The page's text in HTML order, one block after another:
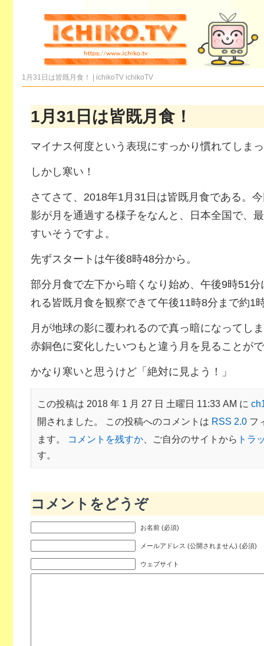
1月31日は皆既月食！ | ichikoTV ichikoTV
1月31日は皆既月食！
マイナス何度という表現にすっかり慣れてしま
しかし寒い！
さてさて、2018年1月31日は皆既月食である。
影が月を通過する様子をなんと、日本全国で、
すいそうですよ。
先ずスタートは午後8時48分から。
部分月食で左下から暗くなり始め、午後9時51
れる皆既月食を観察できて午後11時8分まで約1
月が地球の影に覆われるので真っ暗になってし
赤銅色に変化したいつもと違う月を見ることが
かなり寒いと思うけど「絶対に見よう！」
この投稿は 2018 年 1 月 27 日 土曜日 11:33 AM に
開されました。 この投稿へのコメントは RSS 2.0フ
ます。
コメントを残すか、ご自分のサイトから トラ
す。
コメントをどうぞ
お名前 (必須)
メールアドレス (公開されません) (必須)
ウェブサイト